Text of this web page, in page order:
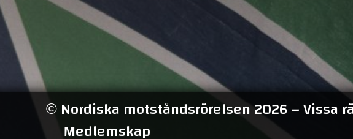
© Nordiska motståndsrörelsen 2026 – Vissa
Medlemskap